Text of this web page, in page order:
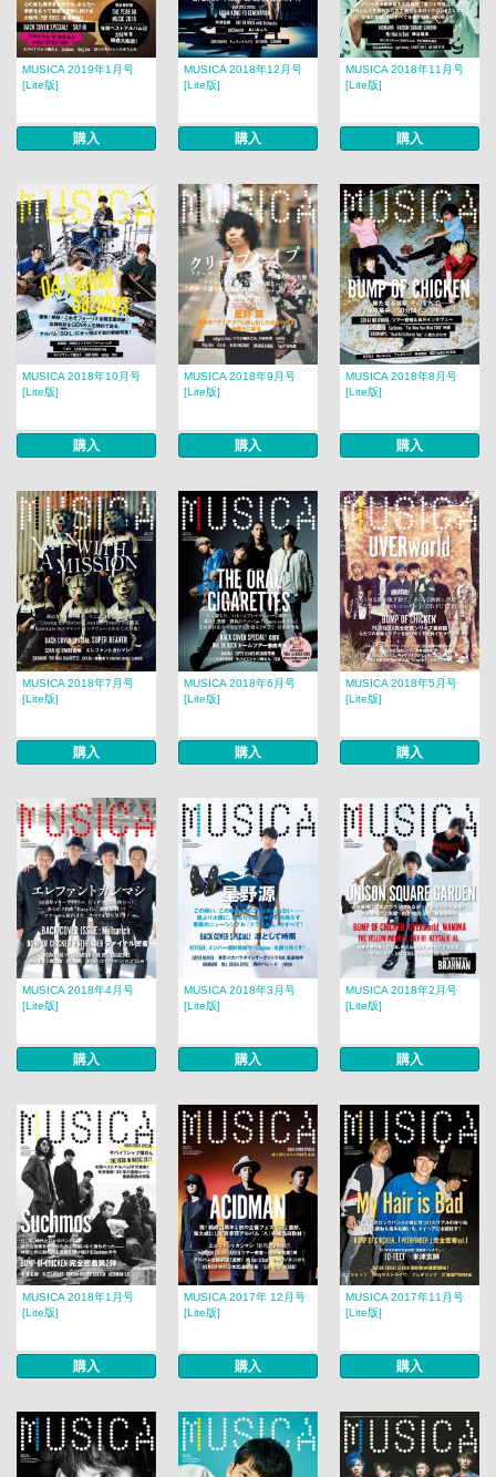
MUSICA 2019年1月号
[Lite版]
購入
MUSICA 2018年12月号
[Lite版]
購入
MUSICA 2018年11月号
[Lite版]
購入
MUSICA 2018年10月号
[Lite版]
購入
MUSICA 2018年9月号
[Lite版]
購入
MUSICA 2018年8月号
[Lite版]
購入
MUSICA 2018年7月号
[Lite版]
購入
MUSICA 2018年6月号
[Lite版]
購入
MUSICA 2018年5月号
[Lite版]
購入
MUSICA 2018年4月号
[Lite版]
購入
MUSICA 2018年3月号
[Lite版]
購入
MUSICA 2018年2月号​​
[Lite版]
購入
MUSICA 2018年1月号
[Lite版]
購入
MUSICA 2017年 12月号​​
[Lite版]
購入
MUSICA 2017年11月号
[Lite版]
購入